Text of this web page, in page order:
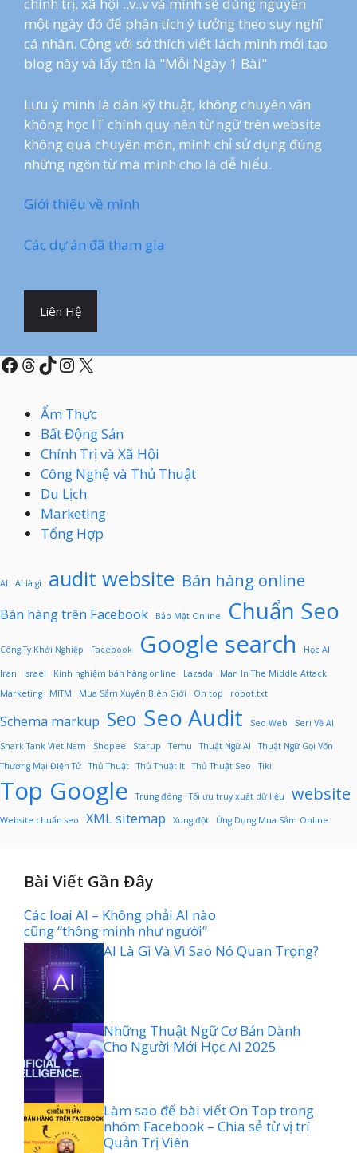
chính trị, xã hội ..v..v và mình sẽ dùng nguyên
một ngày đó để phân tích ý tưởng theo suy nghĩ
cá nhân. Cộng với sở thích viết lách mình mới tạo
blog này và lấy tên là "Mỗi Ngày 1 Bài"
Lưu ý mình là dân kỹ thuật, không chuyên văn
không học IT chính quy nên từ ngữ trên website
không quá chuyên môn, mình chỉ sử dụng đúng
những ngôn từ mà mình cho là dễ hiểu.
Giới thiệu về mình
Các dự án đã tham gia
Liên Hệ
Facebook
Threads
TikTok
Instagram
X
Ẩm Thực
Bất Động Sản
Chính Trị và Xã Hội
Công Nghệ và Thủ Thuật
Du Lịch
Marketing
Tổng Hợp
AI AI là gì audit website Bán hàng online
Bán hàng trên Facebook Bảo Mật Online Chuẩn Seo
Công Ty Khởi Nghiệp Facebook Google search Học AI
Iran Israel Kinh nghiệm bán hàng online Lazada
Man In The Middle Attack
Marketing
MITM Mua Sắm Xuyên Biên Giới On top robot.txt
Schema markup Seo Seo Audit Seo Web Seri Về AI
Shark Tank Viet Nam Shopee Starup Temu Thuật Ngữ AI
Thuật Ngữ Gọi Vốn
Thương Mại Điện Tử
Thủ Thuật Thủ Thuật It Thủ Thuật Seo Tiki
Top Google Trung đông Tối ưu truy xuất dữ liệu website
Website chuẩn seo XML sitemap Xung đột Ứng Dụng Mua Sắm Online
Bài Viết Gần Đây
Các loại AI – Không phải AI nào
cũng “thông minh như người”
AI Là Gì Và Vì Sao Nó Quan Trọng?
Những Thuật Ngữ Cơ Bản Dành
Cho Người Mới Học AI 2025
Làm sao để bài viết On Top trong
nhóm Facebook – Chia sẻ từ vị trí
Quản Trị Viên